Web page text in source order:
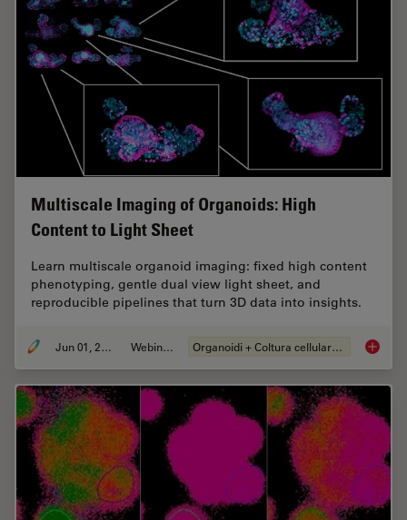
Multiscale Imaging of Organoids: High
Content to Light Sheet
Learn multiscale organoid imaging: fixed high content
phenotyping, gentle dual view light sheet, and
reproducible pipelines that turn 3D data into insights.
Jun 01, 2026 Webinar: Organoidi + Coltura cellulare 3D